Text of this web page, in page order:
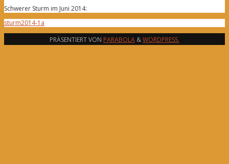
Schwerer Sturm im Juni 2014:
sturm2014-1a
PRÄSENTIERT VON PARABOLA &WORDPRESS.